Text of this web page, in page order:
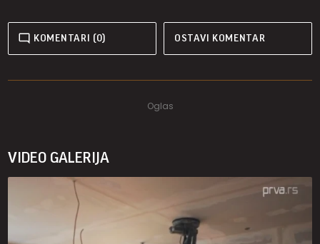
KOMENTARI (0) OSTAVI KOMENTAR
VIDEO GALERIJA